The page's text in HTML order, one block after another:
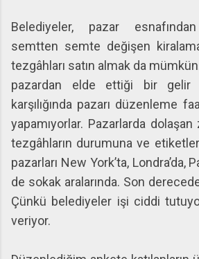
Belediyeler, pazar
semtten semte değişen
tezgâhları satın almak da
pazardan elde ettiği bir gelir
karşılığında pazarı düzenleme
yapamıyorlar. Pazarlarda dolaşan
tezgâhların durumuna ve
pazarları New York’ta, Londra’da,
de sokak aralarında. Son
Çünkü belediyeler işi ciddi
veriyor.